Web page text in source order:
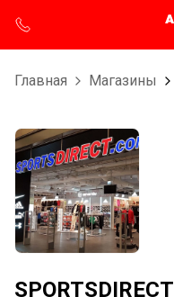
Главная Магазины
SPORTSDIRECT